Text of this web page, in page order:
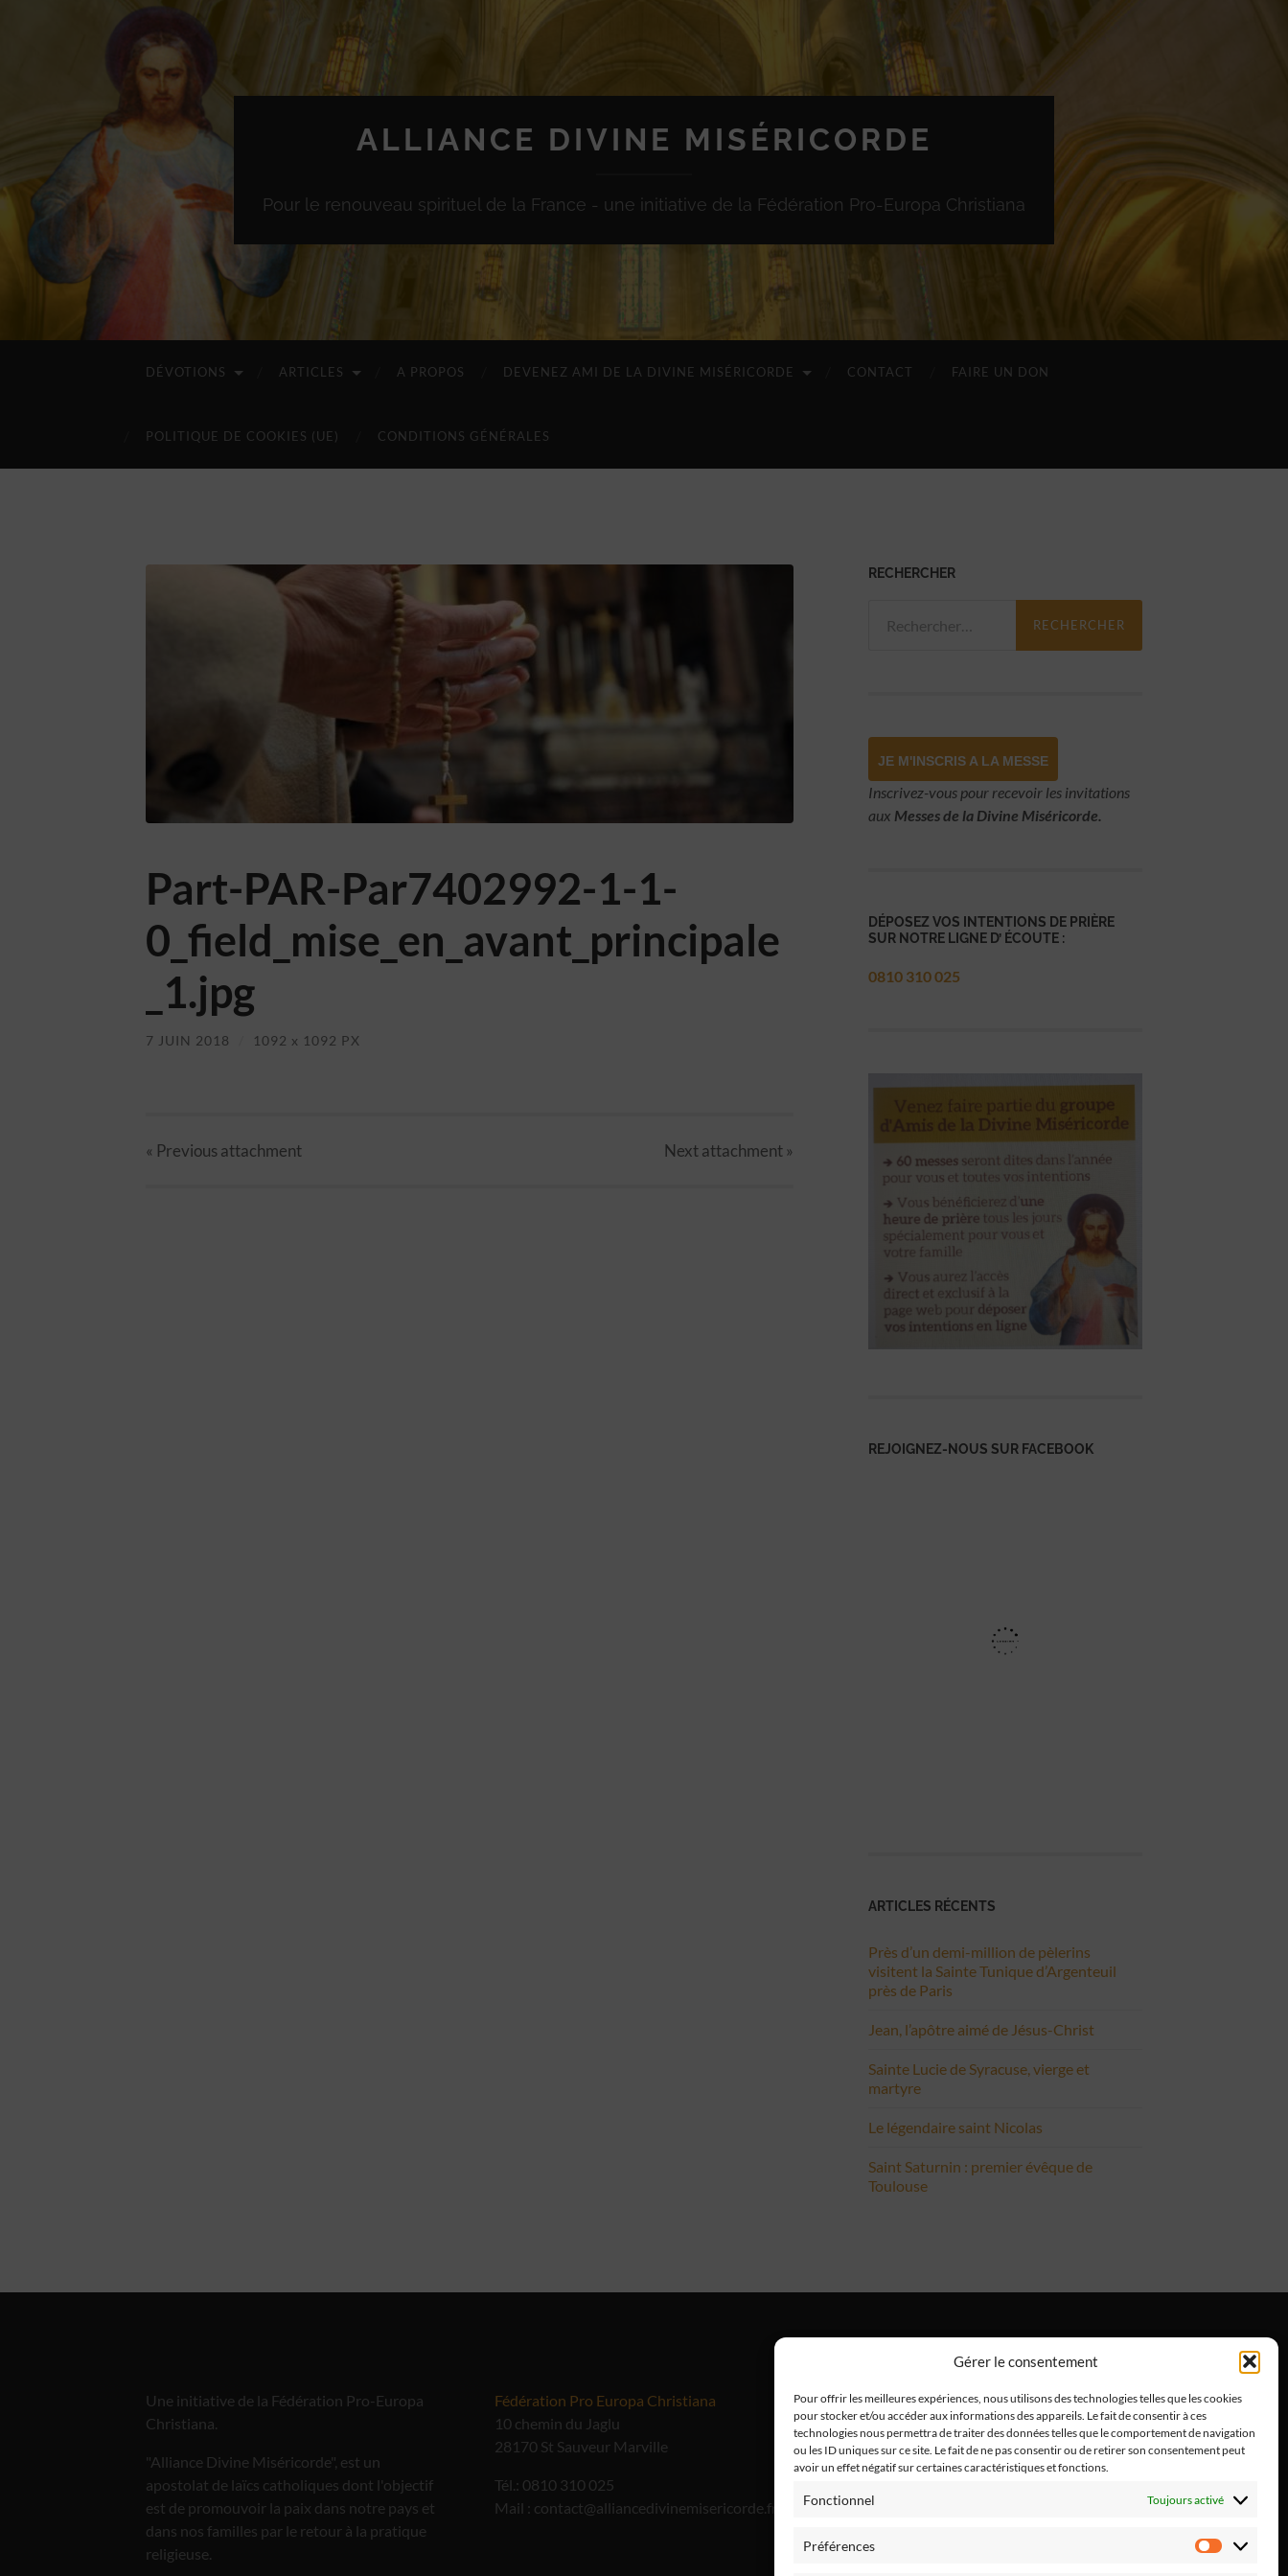
Gérer le consentement
Pour offrir les meilleures expériences, nous utilisons des technologies telles que les cookies
pour stocker et/ou accéder aux informations des appareils. Le fait de consentir à ces
technologies nous permettra de traiter des données telles que le comportement de navigation
ou les ID uniques sur ce site. Le fait de ne pas consentir ou de retirer son consentement peut
avoir un effet négatif sur certaines caractéristiques et fonctions.
Fonctionnel Toujours activé
Préférences
ALLIANCE DIVINE MISÉRICORDE
Pour le renouveau spirituel de la France - une initiative de la Fédération Pro-Europa Christiana
DÉVOTIONS ARTICLES A PROPOS DEVENEZ AMI DE LA DIVINE MISÉRICORDE CONTACT FAIRE UN DON
POLITIQUE DE COOKIES (UE) CONDITIONS GÉNÉRALES
Part-PAR-Par7402992-1-1-
0_field_mise_en_avant_principale
_1.jpg
7 JUIN 2018 1092 x 1092 PX
« Previousattachment Nextattachment »
RECHERCHER
JE M'INSCRIS A LA MESSE
Inscrivez-vous pour recevoir les invitations
aux Messes de la Divine Miséricorde.
DÉPOSEZ VOS INTENTIONS DE PRIÈRE
SUR NOTRE LIGNE D’ ÉCOUTE :
0810 310 025
REJOIGNEZ-NOUS SUR FACEBOOK
ARTICLES RÉCENTS
Près d’un demi-million de pèlerins
visitent la Sainte Tunique d’Argenteuil
près de Paris
Jean, l’apôtre aimé de Jésus-Christ
Sainte Lucie de Syracuse, vierge et
martyre
Le légendaire saint Nicolas
Saint Saturnin : premier évêque de
Toulouse
Une initiative de la Fédération Pro-Europa
Christiana.
"Alliance Divine Miséricorde", est un
apostolat de laïcs catholiques dont l'objectif
est de promouvoir la paix dans notre pays et
dans nos familles par le retour à la pratique
religieuse.
Fédération Pro Europa Christiana
10 chemin du Jaglu
28170 St Sauveur Marville
Tél.: 0810 310 025
Mail : contact@alliancedivinemisericorde.fr
Mentions Légales